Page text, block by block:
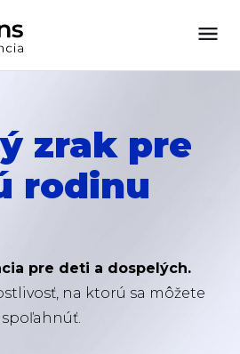
zrak pre
rodinu
pre deti a dospelých.
na ktorú sa môžete
spoľahnúť.